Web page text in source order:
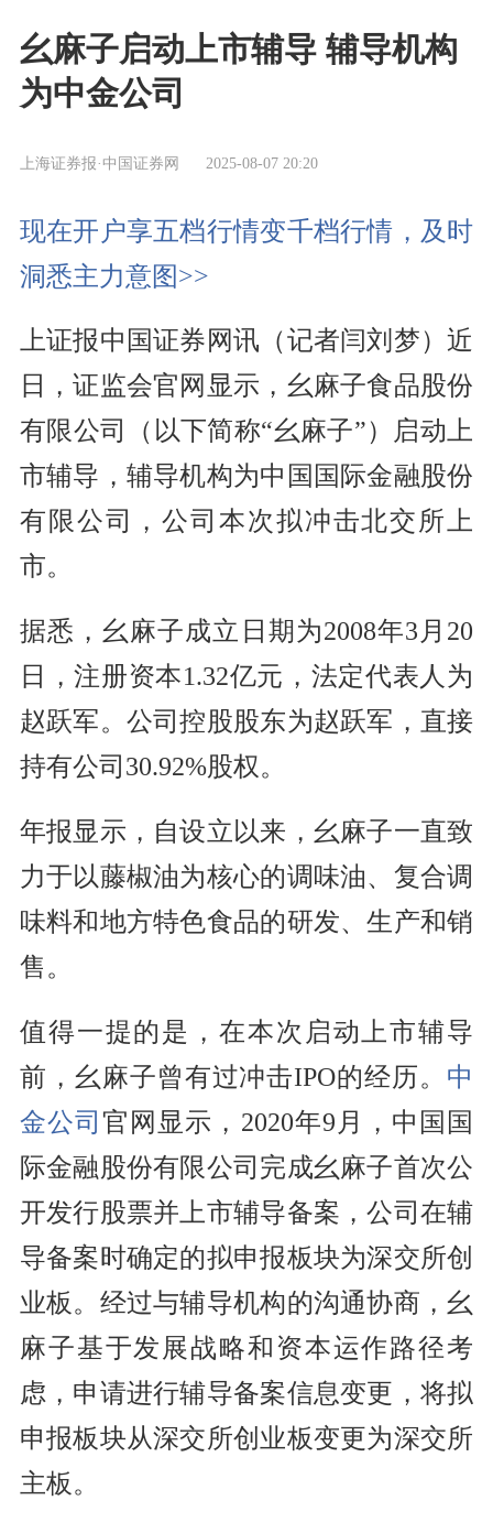
幺麻子启动上市辅导 辅导机构
为中金公司
上海证券报·中国证券网 2025-08-07 20:20
现在开户享五档行情变千档行情，及时
洞悉主力意图>>
上证报中国证券网讯（记者闫刘梦）近
日，证监会官网显示，幺麻子食品股份
有限公司（以下简称“幺麻子”）启动上
市辅导，辅导机构为中国国际金融股份
有限公司，公司本次拟冲击北交所上
市。
据悉，幺麻子成立日期为2008年3月20
日，注册资本1.32亿元，法定代表人为
赵跃军。公司控股股东为赵跃军，直接
持有公司30.92%股权。
年报显示，自设立以来，幺麻子一直致
力于以藤椒油为核心的调味油、复合调
味料和地方特色食品的研发、生产和销
售。
值得一提的是，在本次启动上市辅导
前，幺麻子曾有过冲击IPO的经历。 中
金公司 官网显示，2020年9月，中国国
际金融股份有限公司完成幺麻子首次公
开发行股票并上市辅导备案，公司在辅
导备案时确定的拟申报板块为深交所创
业板。经过与辅导机构的沟通协商，幺
麻子基于发展战略和资本运作路径考
虑，申请进行辅导备案信息变更，将拟
申报板块从深交所创业板变更为深交所
主板。